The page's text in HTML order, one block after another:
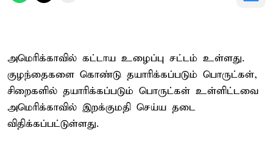
அமெரிக்காவில் கட்டாய உழைப்பு சட்டம் உள்ளது.
குழந்தைகளை கொண்டு தயாரிக்கப்படும் பொருட்கள்,
சிறைகளில் தயாரிக்கப்படும் பொருட்கள் உள்ளிட்டவை
அமெரிக்காவில் இறக்குமதி செய்ய தடை
விதிக்கப்பட்டுள்ளது.